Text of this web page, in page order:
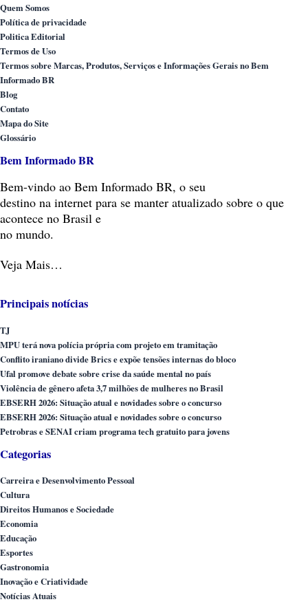
Quem Somos
Política de privacidade
Politica Editorial
Termos de Uso
Termos sobre Marcas, Produtos, Serviços e Informações Gerais no Bem
Informado BR
Blog
Contato
Mapa do Site
Glossário
Bem Informado BR
Bem-vindo ao Bem Informado BR, o seu
destino na internet para se manter atualizado sobre o que
acontece no Brasil e
no mundo.
Veja Mais…
Principais notícias
TJ
MPU terá nova polícia própria com projeto em tramitação
Conflito iraniano divide Brics e expõe tensões internas do bloco
Ufal promove debate sobre crise da saúde mental no país
Violência de gênero afeta 3,7 milhões de mulheres no Brasil
EBSERH 2026: Situação atual e novidades sobre o concurso
EBSERH 2026: Situação atual e novidades sobre o concurso
Petrobras e SENAI criam programa tech gratuito para jovens
Categorias
Carreira e Desenvolvimento Pessoal
Cultura
Direitos Humanos e Sociedade
Economia
Educação
Esportes
Gastronomia
Inovação e Criatividade
Notícias Atuais